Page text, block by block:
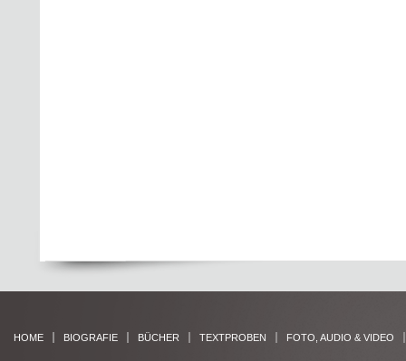
HOME BIOGRAFIE BÜCHER TEXTPROBEN FOTO, AUDIO & VIDEO